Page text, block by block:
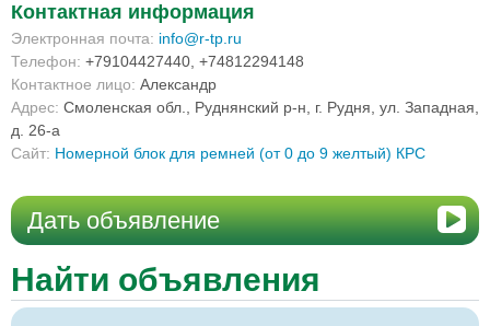
Контактная информация
Электронная почта: info@r-tp.ru
Телефон: +79104427440, +74812294148
Контактное лицо: Александр
Адрес: Смоленская обл., Руднянский р-н, г. Рудня, ул. Западная,
д. 26-а
Сайт: Номерной блок для ремней (от 0 до 9 желтый) КРС
Дать объявление
Найти объявления